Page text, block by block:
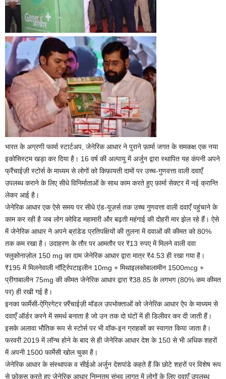
भारत के अग्रणी फार्मा स्टार्टअप, जेनेरिक आधार ने पुराने फ़ार्मा जगत के समकक्ष एक नया
इकोसिस्टम खड़ा कर दिया है। 16 वर्ष की अल्पायु में अर्जुन द्वारा स्थापित यह कंपनी अपने
फ्रैंचाईज़ी स्टोर्स के माध्यम से लोगों को किफ़ायती दामों पर उच्च-गुणवत्ता वाली दवाएँ
उपलब्ध कराने के लिए सीधे विनिर्माताओं के साथ काम करते हुए फ़ार्मा सेक्टर में नई क्रान्ति
लेकर आई है।
जेनेरिक आधार एक ऐसे समय पर सीधे एंड-यूज़र्स तक उच्च गुणवत्ता वाली दवाएँ पहुंचाने के
काम कर रही है जब लोग कोविड महामारी और बढ़ती महंगाई की दोहरी मार झेल रहे हैं। ऐसे
में जेनेरिक आधार ने अपने ब्रांडेड प्रतिपक्षियों की तुलना में दवाओं की कीमत को 80%
तक कम रखा है। उदाहरण के तौर पर आमतौर पर ₹13 रुपए में मिलने वाली दवा
फ्लुकोनाज़ोल 150 mg का दाम जेनेरिक आधार द्वारा मात्र ₹4.53 ही रखा गया है।
₹195 में मिलनेवाली नॉर्ट्रिपटाइलीन 10mg + मिथाइलकोबालामीन 1500mcg +
प्रीगाबालीन 75mg की कीमत जेनेरिक आधार द्वारा ₹38.85 के लगभग (80% कम कीमत
पर) ही रखी गई है।
इनका फार्मेसी-ऐग्रिगेटर फ़्रैंचाईज़ी मॉडल उपभोक्ताओं को जेनेरिक आधार ऐप के माध्यम से
दवाएँ ऑर्डर करने में समर्थ बनाता है जो उन तक दो घंटों में ही डिलीवर कर दी जाती हैं।
इसके अलावा भौतिक रूप से स्टोर्स पर भी वॉक-इन ग्राहकों का स्वागत किया जाता है।
फरवरी 2019 में लॉन्च होने के बाद से ही जेनेरिक आधार देश के 150 से भी अधिक शहरों
में अपनी 1500 फार्मेसी खोल चुका है।
जेनेरिक आधार के संस्थापक व सीईओ अर्जुन देशपांडे कहते हैं कि छोटे शहरों पर विशेष रूप
से फ़ोकस करते हुए जेनेरिक आधार निम्नतम संभव लागत में लोगों के लिए दवाएँ उपलब्ध